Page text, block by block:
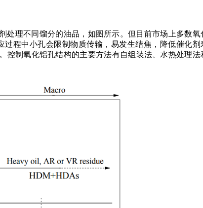
处理不同馏分的油品，如图所示。但目前市场上多数氧
过程中小孔会限制物质传输，易发生结焦，降低催化剂
控制氧化铝孔结构的主要方法有自组装法、水热处理法